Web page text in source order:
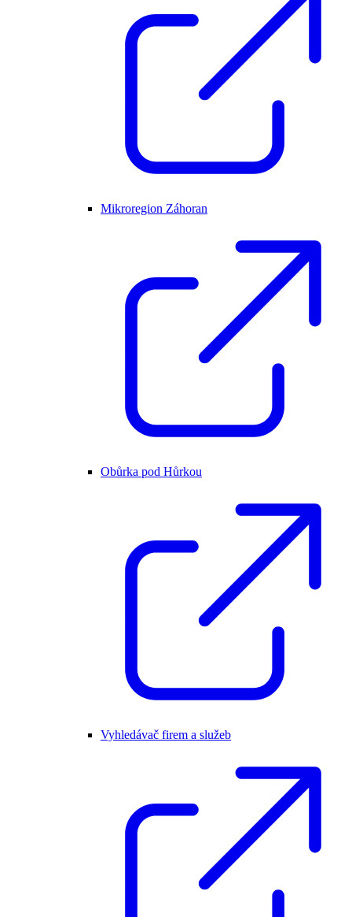
Mikroregion Záhoran
Obůrka pod Hůrkou
Vyhledávač firem a služeb